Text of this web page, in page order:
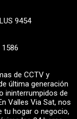
9454
1586
de CCTV y
última generación
ininterrumpidos de
Valles Via Sat, nos
tu hogar o negocio,